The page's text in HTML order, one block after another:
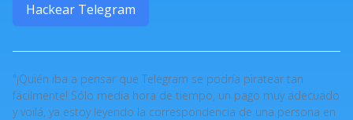
Hackear Telegram
"¡Quién iba a pensar que Telegram se podría piratear tan
fácilmente! Sólo media hora de tiempo, un pago muy adecuado
y voilá, ya estoy leyendo la correspondencia de una persona en